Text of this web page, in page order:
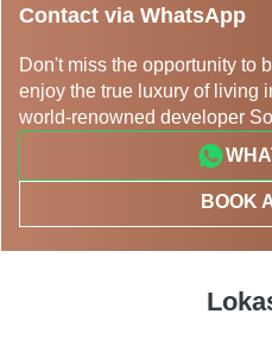
Contact via WhatsApp
Don't miss the opportunity to
enjoy the true luxury of living
world-renowned developer
BOOK